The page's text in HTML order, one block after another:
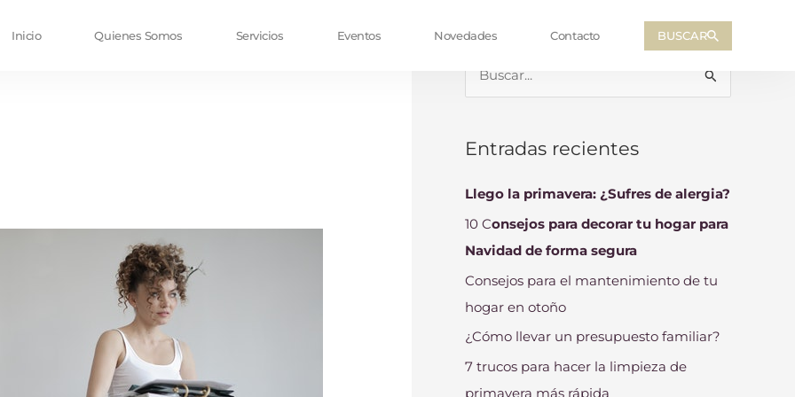
Inicio Quienes Somos Servicios Eventos Novedades Contacto BUSCAR
c
a
r
:
Entradas recientes
Llego la primavera: ¿Sufres de alergia?
10 Consejos para decorar tu hogar para
Navidad de forma segura
Consejos para el mantenimiento de tu
hogar en otoño
¿Cómo llevar un presupuesto familiar?
7 trucos para hacer la limpieza de
primavera más rápida